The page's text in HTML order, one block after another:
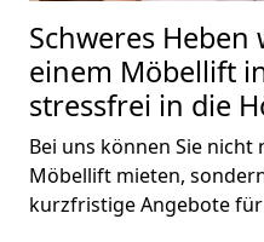
Schweres
einem Möbellift
stressfrei in die
Bei uns können Sie
Möbellift mieten,
kurzfristige Angebote